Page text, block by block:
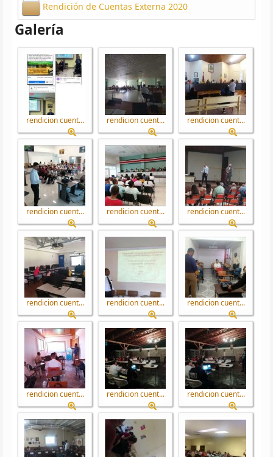
Rendición de Cuentas Externa 2020
Galería
rendicion cuent... rendicion cuent... rendicion cuent...
rendicion cuent... rendicion cuent... rendicion cuent...
rendicion cuent... rendicion cuent... rendicion cuent...
rendicion cuent... rendicion cuent... rendicion cuent...